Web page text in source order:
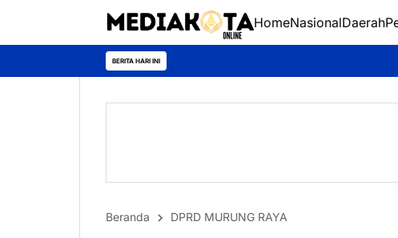
HomeNasionalDaerah
BERITA HARI INI Murung
Beranda DPRD MURUNG RAYA